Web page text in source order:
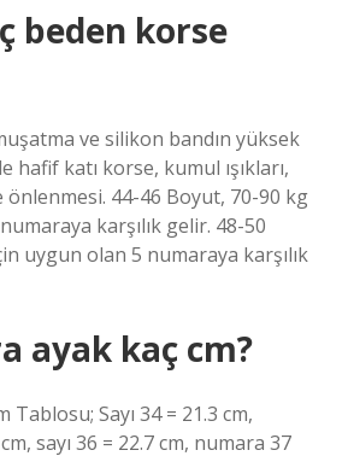
beden korse
ve silikon bandın yüksek
hafif katı korse, kumul ışıkları,
44-46 Boyut, 70-90 kg
karşılık gelir. 48-50
uygun olan 5 numaraya karşılık
ayak kaç cm?
Tablosu; Sayı 34 = 21.3 cm,
sayı 36 = 22.7 cm, numara 37